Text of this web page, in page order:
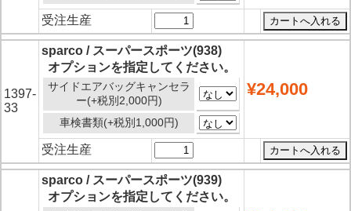
受注生産
1397-
33
sparco / スーパースポーツ(938)
オプションを指定してください。
サイドエアバッグキャンセラ
ー(+税別2,000円)
車検書類(+税別1,000円)
¥24,000
受注生産
sparco / スーパースポーツ(939)
オプションを指定してください。